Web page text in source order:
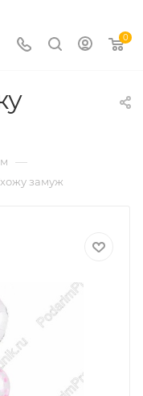
0
—
замуж